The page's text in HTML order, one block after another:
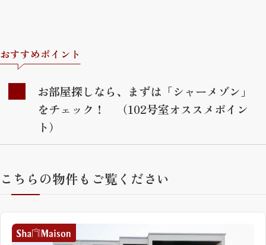
おすすめポイント
お部屋探しなら、まずは「シャーメゾン」
をチェック！ （102号室オススメポイン
ト）
こちらの物件もご覧ください